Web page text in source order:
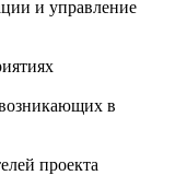
и управление
в
проекта